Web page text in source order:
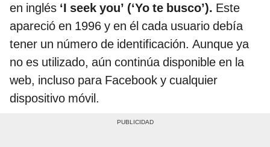
en inglés ‘I seek you’ (‘Yo te busco’). Este
apareció en 1996 y en él cada usuario debía
tener un número de identificación. Aunque ya
no es utilizado, aún continúa disponible en la
web, incluso para Facebook y cualquier
dispositivo móvil.